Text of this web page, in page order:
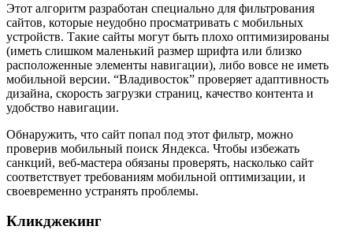
Этот алгоритм разработан специально для фильтрования
сайтов, которые неудобно просматривать с мобильных
устройств. Такие сайты могут быть плохо оптимизированы
(иметь слишком маленький размер шрифта или близко
расположенные элементы навигации), либо вовсе не иметь
мобильной версии. “Владивосток” проверяет адаптивность
дизайна, скорость загрузки страниц, качество контента и
удобство навигации.
Обнаружить, что сайт попал под этот фильтр, можно
проверив мобильный поиск Яндекса. Чтобы избежать
санкций, веб-мастера обязаны проверять, насколько сайт
соответствует требованиям мобильной оптимизации, и
своевременно устранять проблемы.
Кликджекинг